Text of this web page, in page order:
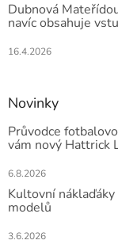
Dubnová
navíc obsahuje
16.4.2026
Novinky
Průvodce
vám nový Hattrick
6.8.2026
Kultovní
modelů
3.6.2026